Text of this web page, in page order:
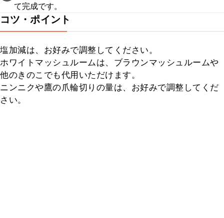
て完成です。
コツ・ポイント
塩加減は、お好みで調整してください。
ホワイトマッシュルームは、ブラウンマッシュルームや
他のきのこでも代用いただけます。
ニンニクや鷹の爪輪切りの量は、お好みで調整してくだ
さい。